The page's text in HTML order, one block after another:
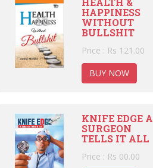
HAPPINESS
WITHOUT
BULLSHIT
Price : Rs 121.00
BUY NOW
KNIFE EDGE A
SURGEON
TELLS IT ALL
Price : Rs 00.00